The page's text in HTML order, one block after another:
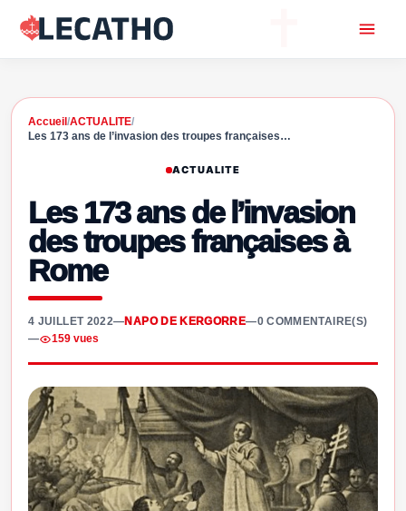
Accueil /ACTUALITE/
Les 173 ans de l’invasion des troupes françaises…
ACTUALITE
Les 173 ans de l’invasion
des troupes françaises à
Rome
4 JUILLET 2022—NAPO DE KERGORRE—0 COMMENTAIRE(S)
—
159 vues